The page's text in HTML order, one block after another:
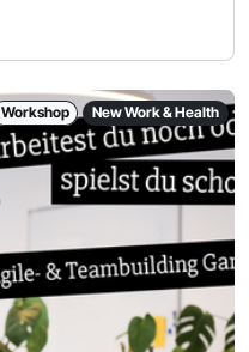
Workshop New Work & Health